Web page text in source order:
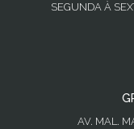
SEGUNDA À
AV. MAL.